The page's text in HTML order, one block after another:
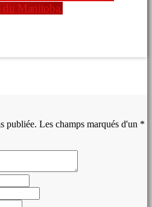
du Manitoba.
publiée. Les champs marqués d'un *